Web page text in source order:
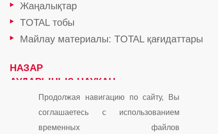
Жаңалықтар
TOTAL тобы
Майлау материалы: TOTAL қағидаттары
НАЗАР
АУДАРЫҢЫЗ НАУҚАН
Cookies Карта сайта
Продолжая навигацию по сайту, Вы
соглашаетесь с использованием
временных файлов